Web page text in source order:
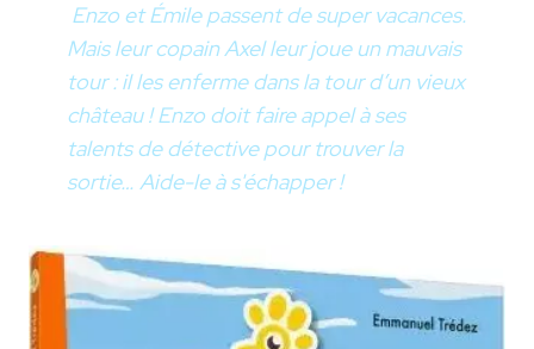
Enzo et Émile passent de super vacances.
Mais leur copain Axel leur joue un mauvais
tour : il les enferme dans la tour d’un vieux
château ! Enzo doit faire appel à ses
talents de détective pour trouver la
sortie… Aide-le à s'échapper !